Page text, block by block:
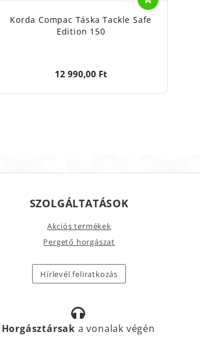
Korda Compac Táska Tackle Safe
Edition 150
12 990,00 Ft
SZOLGÁLTATÁSOK
Akciós termékek
Pergető horgászat
Hírlevél feliratkozás
Horgásztársak a vonalak végén